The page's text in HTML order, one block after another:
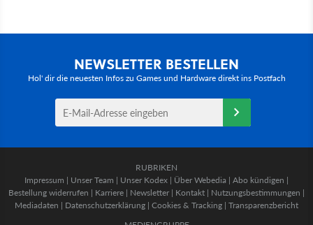
NEWSLETTER BESTELLEN
Hol' dir die neuesten Infos zu Games und Hardware direkt ins Postfach
RUBRIKEN
Impressum | Unser Team | Unser Kodex | Über Webedia | Abo kündigen |
Bestellung widerrufen | Karriere | Newsletter | Kontakt | Nutzungsbestimmungen |
Mediadaten | Datenschutzerklärung | Cookies & Tracking | Transparenzbericht